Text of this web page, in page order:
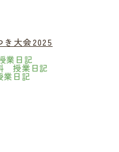
き大会2025
業日記
授業日記
日記